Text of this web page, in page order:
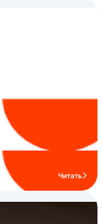
Читать